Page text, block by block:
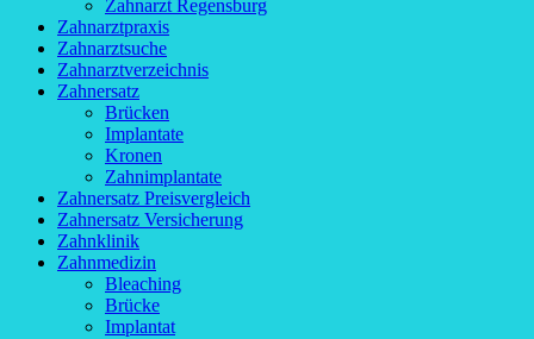
Zahnarzt Regensburg
Zahnarztpraxis
Zahnarztsuche
Zahnarztverzeichnis
Zahnersatz
Brücken
Implantate
Kronen
Zahnimplantate
Zahnersatz Preisvergleich
Zahnersatz Versicherung
Zahnklinik
Zahnmedizin
Bleaching
Brücke
Implantat